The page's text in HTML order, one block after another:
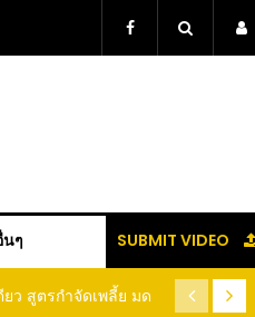
ๆ SUBMIT VIDEO
ว สูตรกำจัดเพลี้ย มด
(คลิป) ปลูก